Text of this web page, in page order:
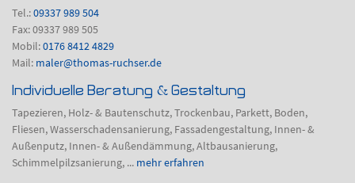
Tel.:09337 989 504
Fax: 09337 989 505
Mobil:0176 8412 4829
Mail: maler@thomas-ruchser.de
Individuelle Beratung & Gestaltung
Tapezieren, Holz- & Bautenschutz, Trockenbau, Parkett, Boden,
Fliesen, Wasserschadensanierung, Fassadengestaltung, Innen- &
Außenputz, Innen- & Außendämmung, Altbausanierung,
Schimmelpilzsanierung, ... mehr erfahren